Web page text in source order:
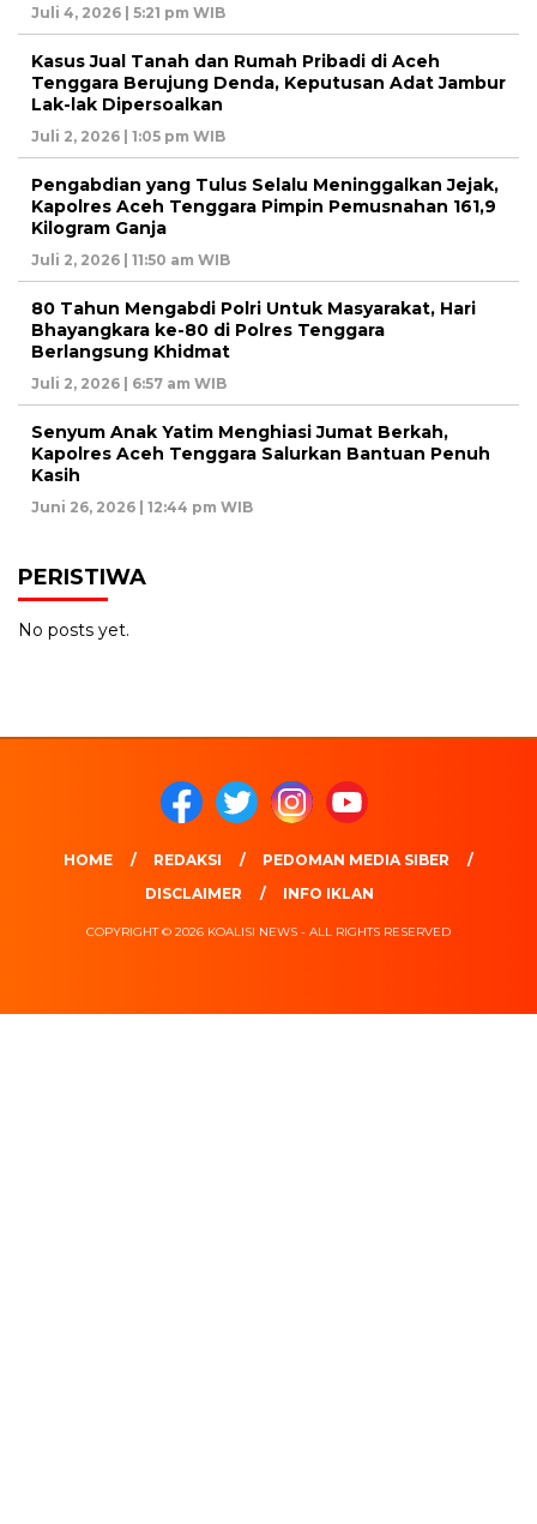
Juli 4, 2026 | 5:21 pm WIB
Kasus Jual Tanah dan Rumah Pribadi di Aceh
Tenggara Berujung Denda, Keputusan Adat Jambur
Lak-lak Dipersoalkan
Juli 2, 2026 | 1:05 pm WIB
Pengabdian yang Tulus Selalu Meninggalkan Jejak,
Kapolres Aceh Tenggara Pimpin Pemusnahan 161,9
Kilogram Ganja
Juli 2, 2026 | 11:50 am WIB
80 Tahun Mengabdi Polri Untuk Masyarakat, Hari
Bhayangkara ke-80 di Polres Tenggara
Berlangsung Khidmat
Juli 2, 2026 | 6:57 am WIB
Senyum Anak Yatim Menghiasi Jumat Berkah,
Kapolres Aceh Tenggara Salurkan Bantuan Penuh
Kasih
Juni 26, 2026 | 12:44 pm WIB
PERISTIWA
No posts yet.
HOME REDAKSI
PEDOMAN MEDIA SIBER
DISCLAIMER
INFO IKLAN
COPYRIGHT © 2026 KOALISI NEWS - ALL RIGHTS RESERVED